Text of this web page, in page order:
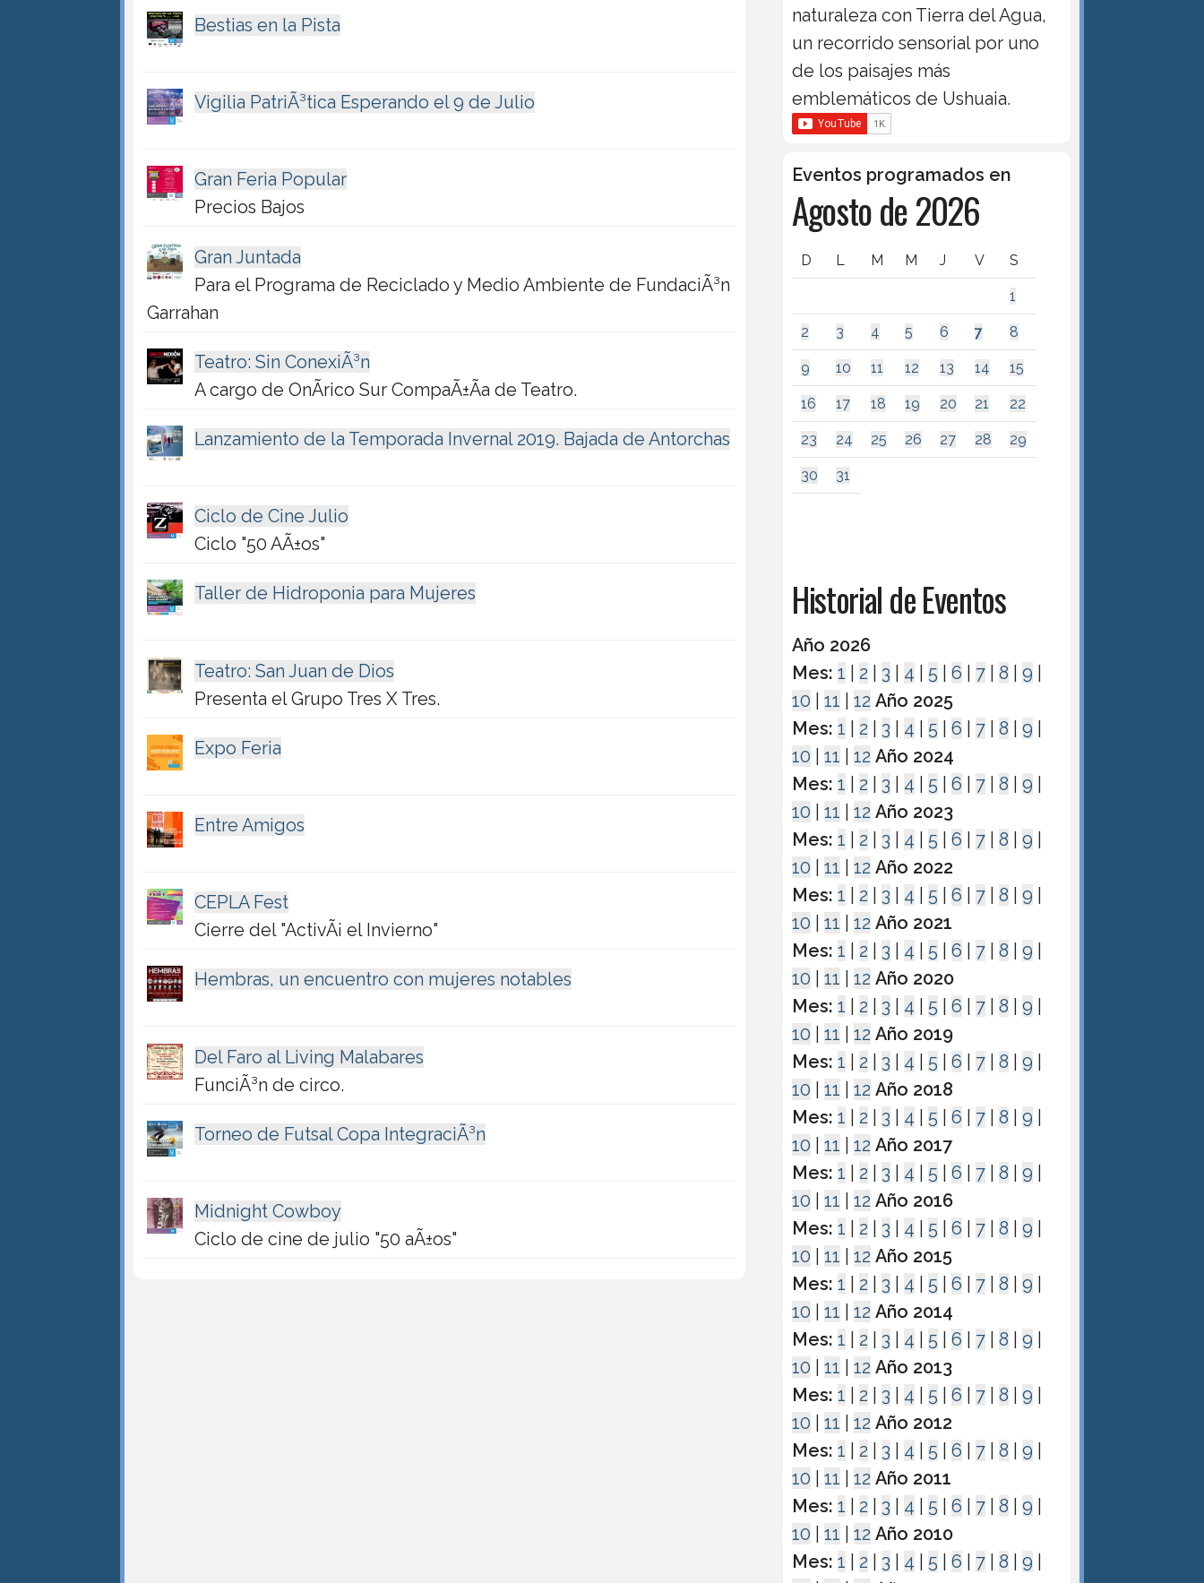
Bestias en la Pista
Vigilia PatriÃ³tica Esperando el 9 de Julio
Gran Feria Popular
Precios Bajos
Gran Juntada
Para el Programa de Reciclado y Medio Ambiente de FundaciÃ³n
Garrahan
Teatro: Sin ConexiÃ³n
A cargo de OnÃ­rico Sur CompaÃ±Ã­a de Teatro.
Lanzamiento de la Temporada Invernal 2019. Bajada de Antorchas
Ciclo de Cine Julio
Ciclo "50 AÃ±os"
Taller de Hidroponia para Mujeres
Teatro: San Juan de Dios
Presenta el Grupo Tres X Tres.
Expo Feria
Entre Amigos
CEPLA Fest
Cierre del "ActivÃ¡ el Invierno"
Hembras, un encuentro con mujeres notables
Del Faro al Living Malabares
FunciÃ³n de circo.
Torneo de Futsal Copa IntegraciÃ³n
Midnight Cowboy
Ciclo de cine de julio "50 aÃ±os"
naturaleza con Tierra del Agua,
un recorrido sensorial por uno
de los paisajes más
emblemáticos de Ushuaia.
Eventos programados en
Agosto de 2026
D L M M J V S
1
2 3 4 5 6 7 8
9 10 11 12 13 14 15
16 17 18 19 20 21 22
23 24 25 26 27 28 29
30 31
Historial de Eventos
Año 2026
Mes: 1 2 3 4 5 |6 7 |8 |9
10 |11 |12 Año 2025
Mes: 1 2 3 4 5 |6 7 |8 |9
10 |11 |12 Año 2024
Mes: 1 2 3 4 5 |6 7 |8 |9
10 |11 |12 Año 2023
Mes: 1 2 3 4 5 |6 7 |8 |9
10 |11 |12 Año 2022
Mes: 1 2 3 4 5 |6 7 |8 |9
10 |11 |12 Año 2021
Mes: 1 2 3 4 5 |6 7 |8 |9
10 |11 |12 Año 2020
Mes: 1 2 3 4 5 |6 7 |8 |9
10 |11 |12 Año 2019
Mes: 1 2 3 4 5 |6 7 |8 |9
10 |11 |12 Año 2018
Mes: 1 2 3 4 5 |6 7 |8 |9
10 |11 |12 Año 2017
Mes: 1 2 3 4 5 |6 7 |8 |9
10 |11 |12 Año 2016
Mes: 1 2 3 4 5 |6 7 |8 |9
10 |11 |12 Año 2015
Mes: 1 2 3 4 5 |6 7 |8 |9
10 |11 |12 Año 2014
Mes: 1 2 3 4 5 |6 7 |8 |9
10 |11 |12 Año 2013
Mes: 1 2 3 4 5 |6 7 |8 |9
10 |11 |12 Año 2012
Mes: 1 2 3 4 5 |6 7 |8 |9
10 |11 |12 Año 2011
Mes: 1 2 3 4 5 |6 7 |8 |9
10 |11 |12 Año 2010
Mes: 1 2 3 4 5 |6 7 |8 |9